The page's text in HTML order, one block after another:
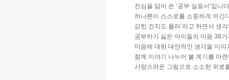
진심을 담아 쓴 ‘공부 실용서’입니
하나뿐이 스스로를 소중하게 여긴
갇힌 건지도 몰라’라고 하면서 생
공부하기 싫은 아이들의 마음 38
마음에 대한 대안적인 생각을 이
함께 이야기 나누어 볼 계기를 마
사랑스러운 그림으로 소소한 위로